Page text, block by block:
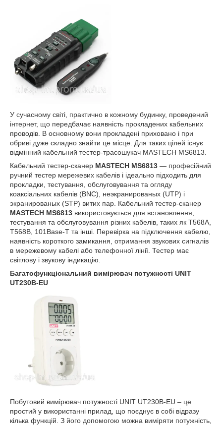
У сучасному світі, практично в кожному будинку, проведений
інтернет, що передбачає наявність прокладених кабельних
проводів. В основному вони прокладені приховано і при
обриві дуже складно знайти це місце. Для таких цілей існує
відмінний кабельний тестер-трасошукач MASTECH MS6813.
Кабельний тестер-сканер MASTECH MS6813 ― професійний
ручний тестер мережевих кабелів і ідеально підходить для
прокладки, тестування, обслуговування та огляду
коаксіальних кабелів (BNC), неэкранированых (UTP) і
экранированых (STP) витих пар. Кабельний тестер-сканер
MASTECH MS6813 використовується для встановлення,
тестування та обслуговування різних кабелів, таких як T568A,
T568B, 101Base-T та інші. Перевірка на підключення кабелю,
наявність короткого замикання, отримання звукових сигналів
в мережевому кабелі або телефонної лінії. Тестер має
світлову і звукову індикацію.
Багатофункціональний вимірювач потужності UNIT
UT230B-EU
Побутовий вимірювач потужності UNIT UT230B-EU – це
простий у використанні прилад, що поєднує в собі відразу
кілька функцій. З його допомогою можна виміряти потужність,